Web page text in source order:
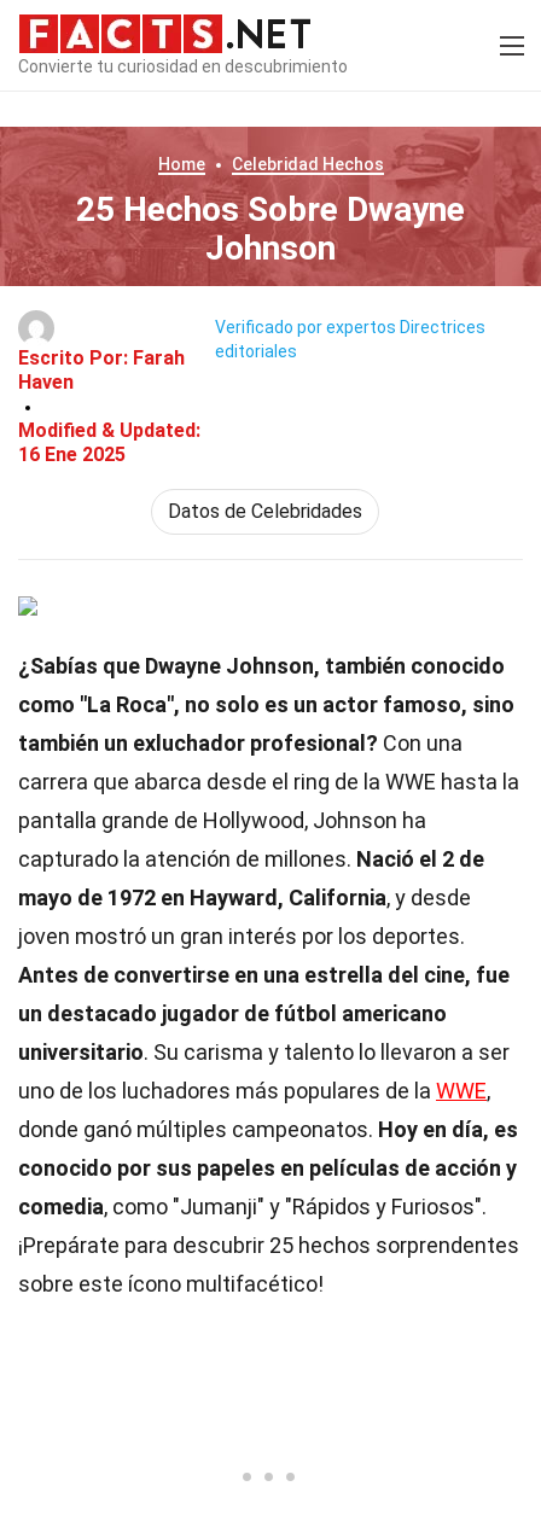
Convierte tu curiosidad en descubrimiento
Home Celebridad Hechos
25 Hechos Sobre Dwayne
Johnson
Escrito Por: Farah
Haven
Modified & Updated:
16 Ene 2025
Verificado por expertos Directrices
editoriales
Datos de Celebridades
¿Sabías que Dwayne Johnson, también conocido
como "La Roca", no solo es un actor famoso, sino
también un exluchador profesional? Con una
carrera que abarca desde el ring de la WWE hasta la
pantalla grande de Hollywood, Johnson ha
capturado la atención de millones. Nació el 2 de
mayo de 1972 en Hayward, California, y desde
joven mostró un gran interés por los deportes.
Antes de convertirse en una estrella del cine, fue
un destacado jugador de fútbol americano
universitario. Su carisma y talento lo llevaron a ser
uno de los luchadores más populares de la WWE,
donde ganó múltiples campeonatos. Hoy en día, es
conocido por sus papeles en películas de acción y
comedia, como "Jumanji" y "Rápidos y Furiosos".
¡Prepárate para descubrir 25 hechos sorprendentes
sobre este ícono multifacético!